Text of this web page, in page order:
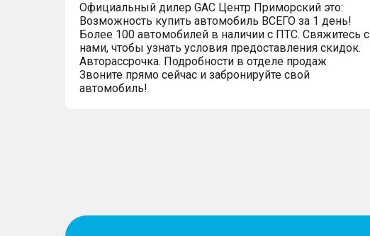
Официальный дилер GАС Центр Приморский это:
Возможность купить автомобиль ВСЕГО за 1 день!
Более 100 автомобилей в наличии с ПТС. Свяжитесь с
нами, чтобы узнать условия предоставления скидок.
Авторассрочка. Подробности в отделе продаж
Звоните прямо сейчас и забронируйте свой
автомобиль!